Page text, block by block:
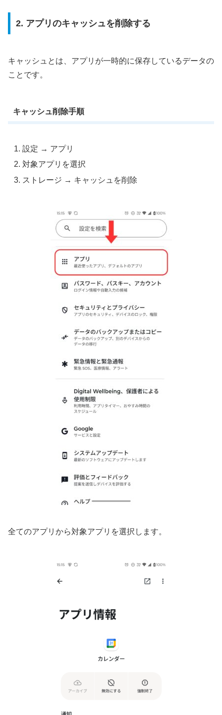
2. アプリのキャッシュを削除する
キャッシュとは、アプリが一時的に保存しているデータの
ことです。
キャッシュ削除手順
設定 → アプリ
対象アプリを選択
ストレージ → キャッシュを削除
全てのアプリから対象アプリを選択します。